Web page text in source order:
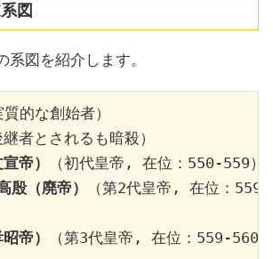
図
系図を紹介します。
的な創始者）
者とされるも暗殺）
帝）
（初代皇帝, 在位：550-559）
殷（廃帝）
（第2代皇帝, 在位：559
帝）
（第3代皇帝, 在位：559-560）